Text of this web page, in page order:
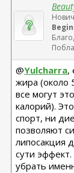
@Yulcharra,
жира (около
все могут
калорий).
спорт, ни
позволяют
липосакция
сути
убрать